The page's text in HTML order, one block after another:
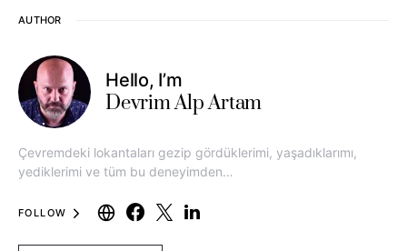
AUTHOR
Hello, I’m
Devrim Alp Artam
Çevremdeki lokantaları gezip gördüklerimi, yaşadıklarımı,
yediklerimi ve tüm bu deneyimden…
FOLLOW